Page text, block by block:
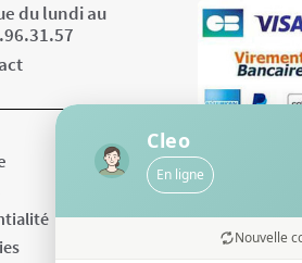
du lundi au
Cleo
En ligne
Nouvelle